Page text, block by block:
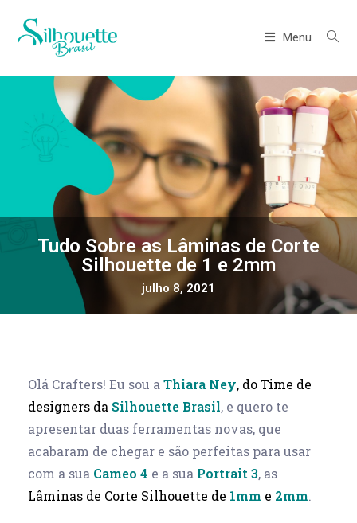
Menu
Tudo Sobre as Lâminas de Corte
Silhouette de 1 e 2mm
julho 8, 2021
Olá Crafters! Eu sou a Thiara Ney, do Time de
designers da Silhouette Brasil, e quero te
apresentar duas ferramentas novas, que
acabaram de chegar e são perfeitas para usar
com a sua Cameo 4 e a sua Portrait 3, as
Lâminas de Corte Silhouette de 1mm e 2mm.